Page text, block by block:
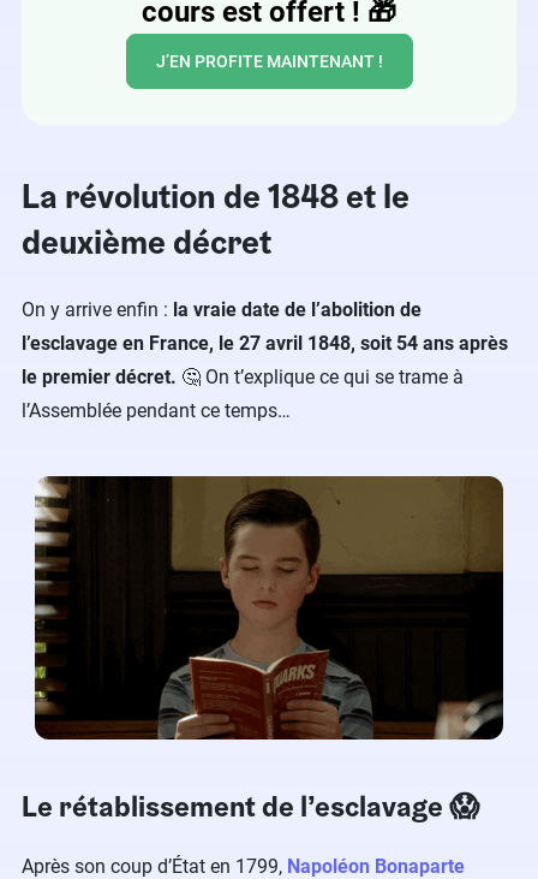
cours est offert ! 🎁
J’EN PROFITE MAINTENANT !
La révolution de 1848 et le
deuxième décret
On y arrive enfin : la vraie date de l’abolition de
l’esclavage en France, le 27 avril 1848, soit 54 ans après
le premier décret. 🤔 On t’explique ce qui se trame à
l’Assemblée pendant ce temps…
Le rétablissement de l’esclavage 😱
Après son coup d’État en 1799, Napoléon Bonaparte